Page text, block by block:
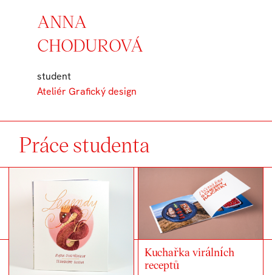
ANNA
CHODUROVÁ
student
Ateliér Grafický design
Práce studenta
Kuchařka virálních
receptů